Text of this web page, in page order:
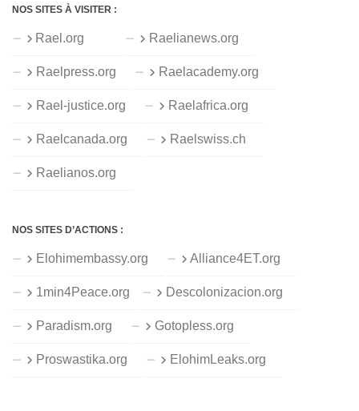
NOS SITES À VISITER :
Rael.org Raelianews.org
Raelpress.org Raelacademy.org
Rael-justice.org Raelafrica.org
Raelcanada.org Raelswiss.ch
Raelianos.org
NOS SITES D’ACTIONS :
Elohimembassy.org Alliance4ET.org
1min4Peace.org Descolonizacion.org
Paradism.org Gotopless.org
Proswastika.org ElohimLeaks.org